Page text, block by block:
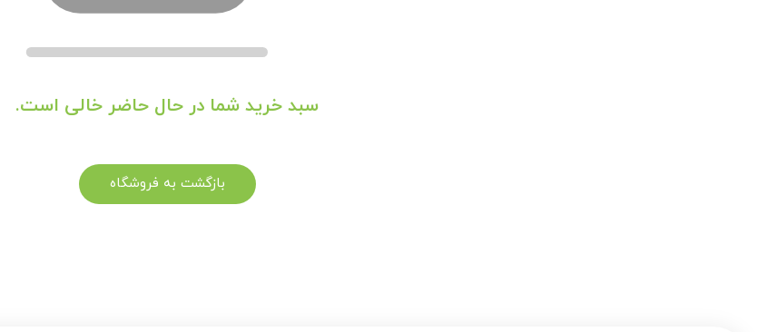
سبد خرید شما در حال حاضر خالی است.
بازگشت به فروشگاه